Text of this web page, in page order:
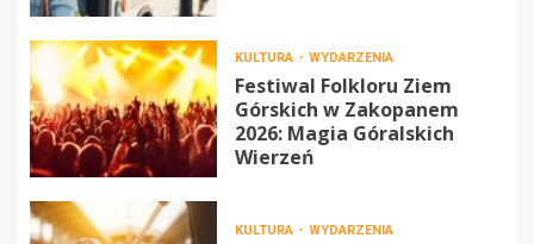
KULTURA WYDARZENIA
Festiwal Folkloru Ziem
Górskich w Zakopanem
2026: Magia Góralskich
Wierzeń
KULTURA WYDARZENIA